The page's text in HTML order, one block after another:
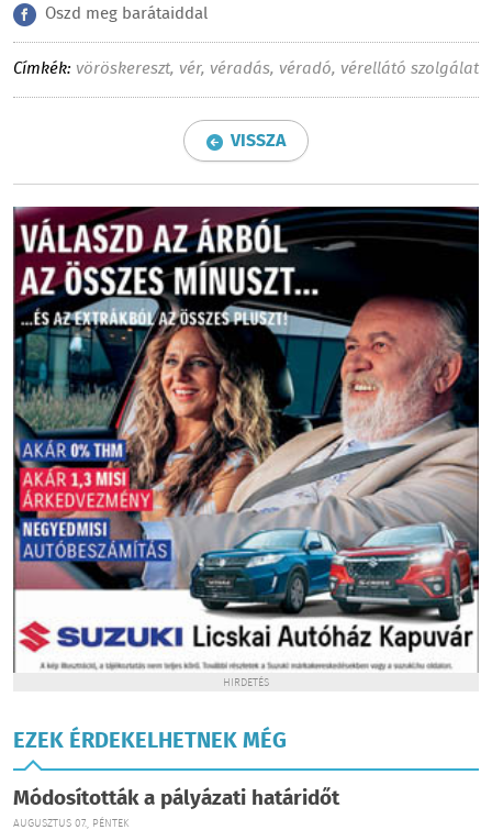
Oszd meg barátaiddal
Címkék: vöröskereszt, vér, véradás, véradó, vérellátó szolgálat
VISSZA
HIRDETÉS
EZEK ÉRDEKELHETNEK MÉG
Módosították a pályázati határidőt
AUGUSZTUS 07., PÉNTEK